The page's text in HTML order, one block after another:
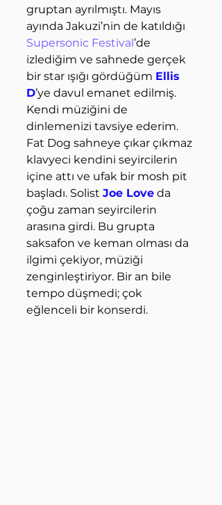
gruptan ayrılmıştı. Mayıs
ayında Jakuzi’nin de katıldığı
Supersonic Festival’de
izlediğim ve sahnede gerçek
bir star ışığı gördüğüm Ellis
D’ye davul emanet edilmiş.
Kendi müziğini de
dinlemenizi tavsiye ederim.
Fat Dog sahneye çıkar çıkmaz
klavyeci kendini seyircilerin
içine attı ve ufak bir mosh pit
başladı. Solist Joe Love da
çoğu zaman seyircilerin
arasına girdi. Bu grupta
saksafon ve keman olması da
ilgimi çekiyor, müziği
zenginleştiriyor. Bir an bile
tempo düşmedi; çok
eğlenceli bir konserdi.